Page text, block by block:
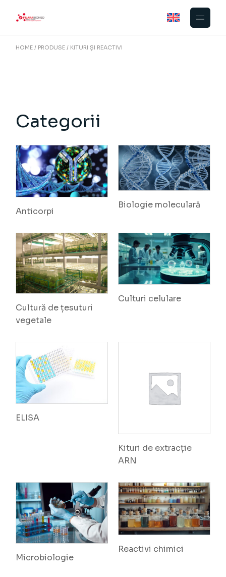
HOME PRODUSE KITURI ȘI REACTIVI
Categorii
Anticorpi
Biologie moleculară
Cultură de țesuturi
vegetale
Culturi celulare
ELISA
Kituri de extracție
ARN
Microbiologie
Reactivi chimici